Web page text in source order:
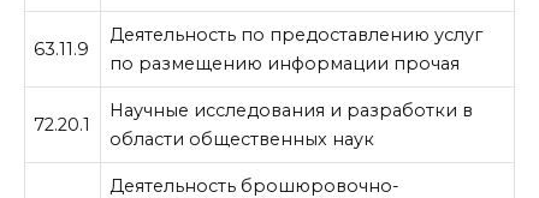
63.11.9
Деятельность по предоставлению услуг
по размещению информации прочая
72.20.1
Научные исследования и разработки в
области общественных наук
Деятельность брошюровочно-